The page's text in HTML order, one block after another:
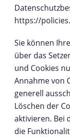
https://
Sie können
über das
und Cookies
Annahme von
generell
Löschen der
aktivieren. Bei
die